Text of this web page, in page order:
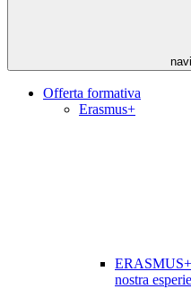
Offerta formativa
Erasmus+
nostra